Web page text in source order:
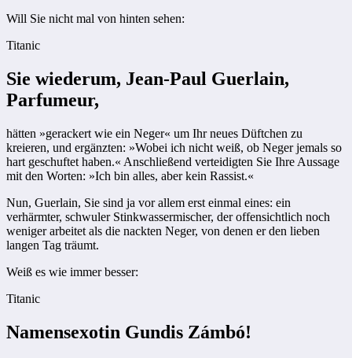
Will Sie nicht mal von hinten sehen:
Titanic
Sie wiederum, Jean-Paul Guerlain,
Parfumeur,
hätten »gerackert wie ein Neger« um Ihr neues Düftchen zu
kreieren, und ergänzten: »Wobei ich nicht weiß, ob Neger jemals so
hart geschuftet haben.« Anschließend verteidigten Sie Ihre Aussage
mit den Worten: »Ich bin alles, aber kein Rassist.«
Nun, Guerlain, Sie sind ja vor allem erst einmal eines: ein
verhärmter, schwuler Stinkwassermischer, der offensichtlich noch
weniger arbeitet als die nackten Neger, von denen er den lieben
langen Tag träumt.
Weiß es wie immer besser:
Titanic
Namensexotin Gundis Zámbó!